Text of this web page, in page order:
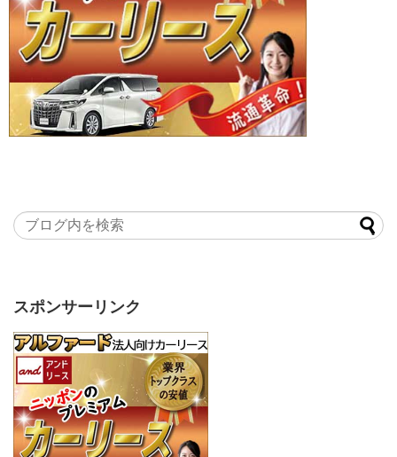
スポンサーリンク